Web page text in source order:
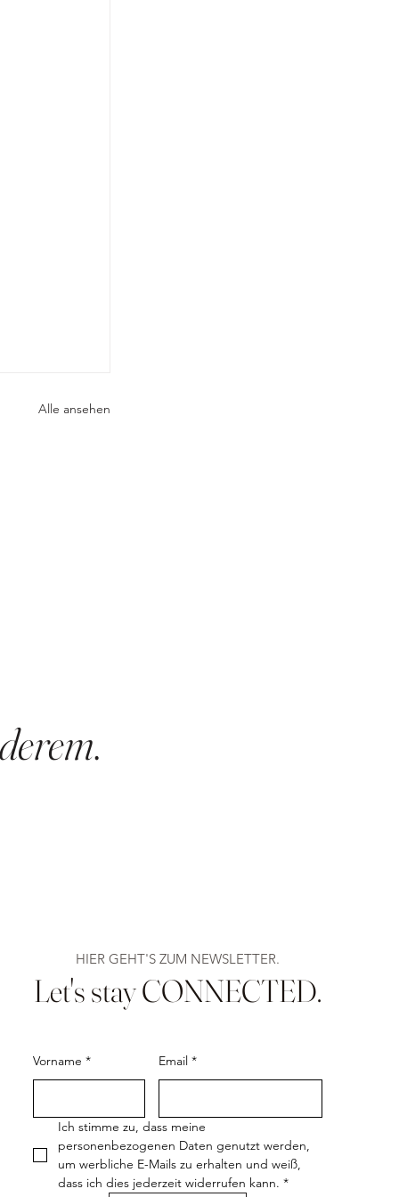
Alle ansehen
.
HIER GEHT'S ZUM NEWSLETTER.
Let's stay CONNECTED.
Vorname * Email *
Ich stimme zu, dass meine
personenbezogenen Daten genutzt werden,
um werbliche E-Mails zu erhalten und weiß,
dass ich dies jederzeit widerrufen kann. *